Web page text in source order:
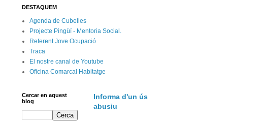
DESTAQUEM
Agenda de Cubelles
Projecte Pingüí - Mentoria Social.
Referent Jove Ocupació
Traca
El nostre canal de Youtube
Oficina Comarcal Habitatge
Cercar en aquest
blog
Informa d'un ús
abusiu